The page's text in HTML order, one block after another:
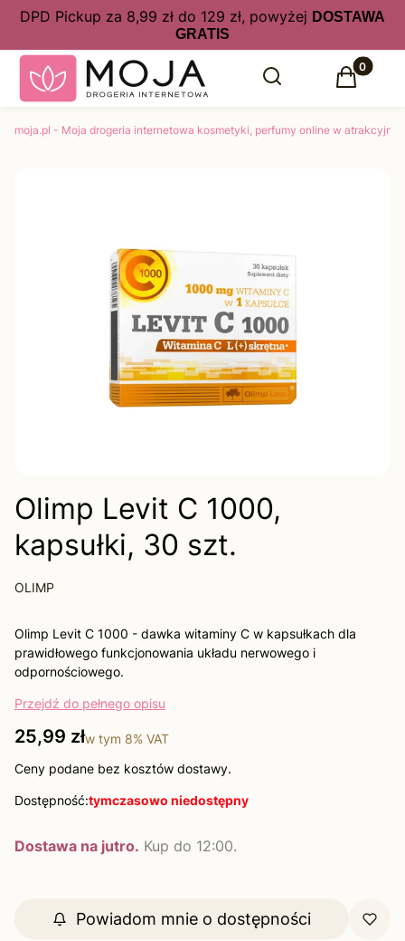
DPD Pickup za 8,99 zł do 129 zł, powyżej DOSTAWA
GRATIS
Otwórz wyszukiwarkę
Szukaj Produkty
Koszyk
moja.pl - Moja drogeria internetowa kosmetyki, perfumy online w
Olimp Levit C 1000,
kapsułki, 30 szt.
OLIMP
Olimp Levit C 1000 - dawka witaminy C w kapsułkach dla
prawidłowego funkcjonowania układu nerwowego i
odpornościowego.
Przejdź do pełnego opisu
Cena
25,99 złw tym 8% VAT
Ceny podane bez kosztów dostawy.
Dostępność:tymczasowo niedostępny
Dostawa na jutro. Kup do 12:00.
Powiadom mnie o dostępności